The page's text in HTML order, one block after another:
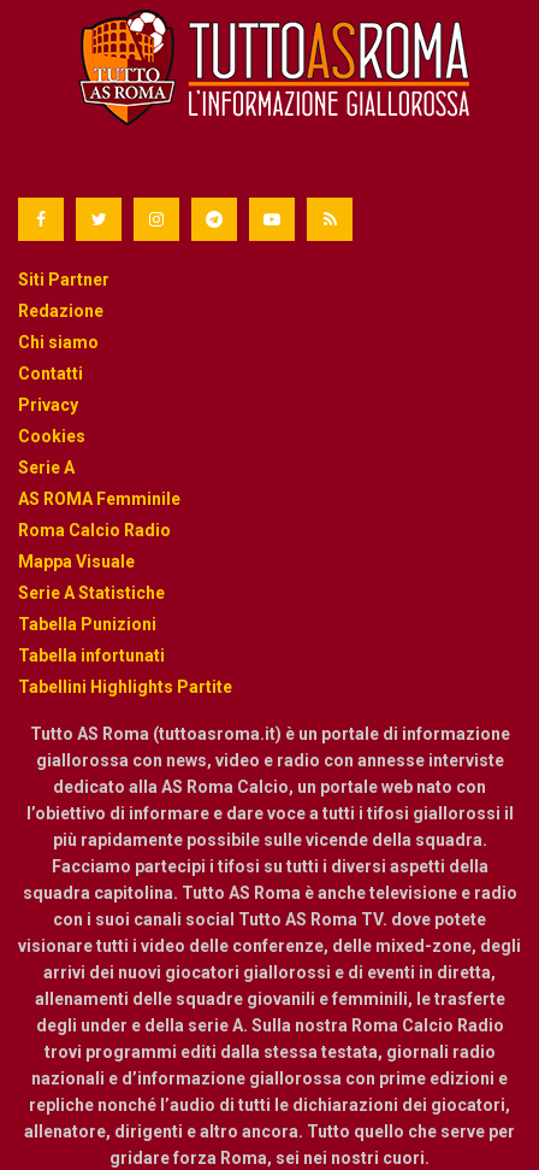
Siti Partner
Redazione
Chi siamo
Contatti
Privacy
Cookies
Serie A
AS ROMA Femminile
Roma Calcio Radio
Mappa Visuale
Serie A Statistiche
Tabella Punizioni
Tabella infortunati
Tabellini Highlights Partite
Tutto AS Roma (tuttoasroma.it) è un portale di informazione
giallorossa con news, video e radio con annesse interviste
dedicato alla AS Roma Calcio, un portale web nato con
l’obiettivo di informare e dare voce a tutti i tifosi giallorossi il
più rapidamente possibile sulle vicende della squadra.
Facciamo partecipi i tifosi su tutti i diversi aspetti della
squadra capitolina. Tutto AS Roma è anche televisione e radio
con i suoi canali social Tutto AS Roma TV. dove potete
visionare tutti i video delle conferenze, delle mixed-zone, degli
arrivi dei nuovi giocatori giallorossi e di eventi in diretta,
allenamenti delle squadre giovanili e femminili, le trasferte
degli under e della serie A. Sulla nostra Roma Calcio Radio
trovi programmi editi dalla stessa testata, giornali radio
nazionali e d’informazione giallorossa con prime edizioni e
repliche nonché l’audio di tutti le dichiarazioni dei giocatori,
allenatore, dirigenti e altro ancora. Tutto quello che serve per
gridare forza Roma, sei nei nostri cuori.